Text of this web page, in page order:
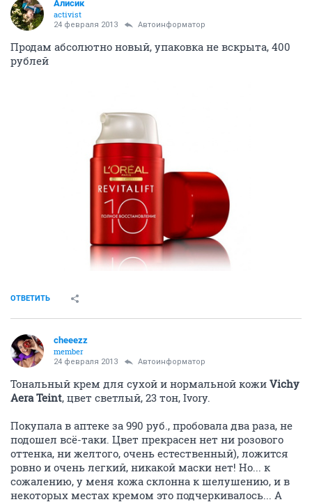
Алисик
activist
24 февраля 2013 Автоинформатор
Продам абсолютно новый, упаковка не вскрыта, 400
рублей
ОТВЕТИТЬ
cheeezz
member
24 февраля 2013 Автоинформатор
Тональный крем для сухой и нормальной кожи Vichy
Aera Teint, цвет светлый, 23 тон, Ivory.
Покупала в аптеке за 990 руб., пробовала два раза, не
подошел всё-таки. Цвет прекрасен нет ни розового
оттенка, ни желтого, очень естественный), ложится
ровно и очень легкий, никакой маски нет! Но... к
сожалению, у меня кожа склонна к шелушению, и в
некоторых местах кремом это подчеркивалось... А